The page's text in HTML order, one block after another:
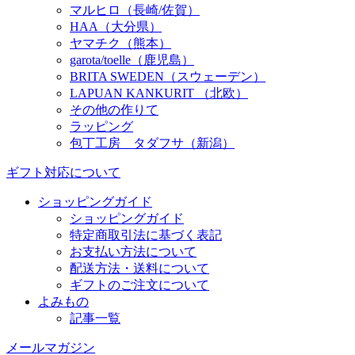
マルヒロ（長崎/佐賀）
HAA（大分県）
ヤマチク（熊本）
garota/toelle（鹿児島）
BRITA SWEDEN（スウェーデン）
LAPUAN KANKURIT （北欧）
その他の作りて
ラッピング
包丁工房 タダフサ（新潟）
ギフト対応について
ショッピングガイド
ショッピングガイド
特定商取引法に基づく表記
お支払い方法について
配送方法・送料について
ギフトのご注文について
よみもの
記事一覧
メールマガジン